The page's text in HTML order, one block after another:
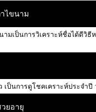
ไขนาม
ามเป็นการวิเคราะห์ชื่อได้ดี
เป็นการดูโชคเคราะห์ประจำ
ยอายุ